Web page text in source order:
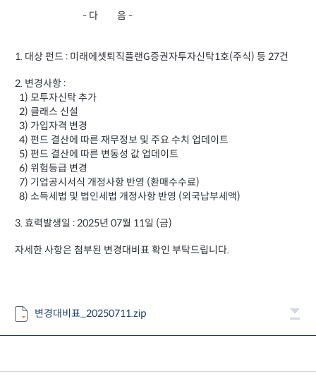
- 다 음 -
1. 대상 펀드 : 미래에셋퇴직플랜G증권자투자신탁1호(주식) 등 27건
2. 변경사항 :
1) 모투자신탁 추가
2) 클래스 신설
3) 가입자격 변경
4) 펀드 결산에 따른 재무정보 및 주요 수치 업데이트
5) 펀드 결산에 따른 변동성 값 업데이트
6) 위험등급 변경
7) 기업공시서식 개정사항 반영 (환매수수료)
8) 소득세법 및 법인세법 개정사항 반영 (외국납부세액)
3. 효력발생일 : 2025년 07월 11일 (금)
자세한 사항은 첨부된 변경대비표 확인 부탁드립니다.
변경대비표_20250711.zip